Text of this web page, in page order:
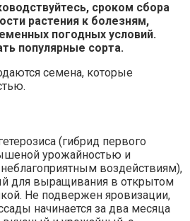
сроком сбора
растения к болезням,
погодных условий.
популярные сорта.
семена, которые
(гибрид первого
урожайностью и
воздействиям),
для выращивания в открытом
Не подвержен яровизации,
начинается за два месяца